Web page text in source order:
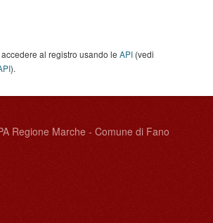
al registro usando le API (vedi
).
Regione Marche - Comune di Fano